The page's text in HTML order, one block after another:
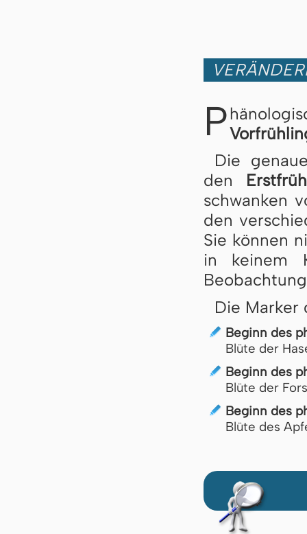
P
Die
den
schwanken
den
Sie können
in kei­nem
Die Marker
Beginn des
Blüte der
Beginn des
Blüte der
Beginn des
Blüte des